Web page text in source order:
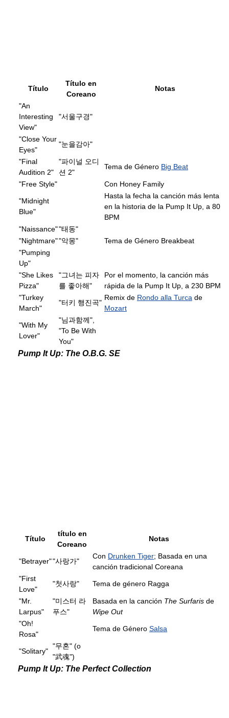
Título
Título en
Coreano
Notas
"An
Interesting
View"
"서울구경"
"Close Your
Eyes"
"눈을감아"
"Final
Audition 2"
"파이널 오디
션 2"
Tema de Género Big Beat
"Free Style" Con Honey Family
"Midnight
Blue"
Hasta la fecha la canción más lenta
en la historia de la Pump It Up, a 80
BPM
"Naissance""태동"
"Nightmare""악몽"
Tema de Género Breakbeat
"Pumping
Up"
"She Likes
Pizza"
"그녀는 피자
를 좋아해"
Por el momento, la canción más
rápida de la Pump It Up, a 230 BPM
"Turkey
March"
"터키 행진곡"
Remix de Rondo alla Turca de
Mozart
"With My
Lover"
"님과함께",
"To Be With
You"
Pump It Up: The O.B.G. SE
Título
título en
Coreano
Notas
"Betrayer""사랑가"
Con Drunken Tiger; Basada en una
canción tradicional Coreana
"First
Love"
"첫사랑" Tema de género Ragga
"Mr.
Larpus"
"미스터 라
푸스"
Basada en la canción The Surfaris de
Wipe Out
"Oh!
Rosa"
Tema de Género Salsa
"Solitary"
"무혼" (o
"武魂")
Pump It Up: The Perfect Collection